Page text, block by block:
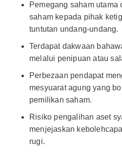
Pemegang saham utama
saham kepada pihak
tuntutan undang-undang.
Terdapat dakwaan
melalui penipuan atau
Perbezaan pendapat
mesyuarat agung yang
pemilikan saham.
Risiko pengalihan aset
menjejaskan
rugi.